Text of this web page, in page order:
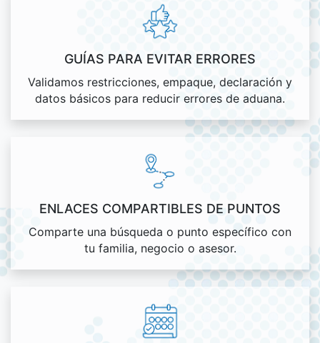
GUÍAS PARA EVITAR ERRORES
Validamos restricciones, empaque, declaración y
datos básicos para reducir errores de aduana.
ENLACES COMPARTIBLES DE PUNTOS
Comparte una búsqueda o punto específico con
tu familia, negocio o asesor.